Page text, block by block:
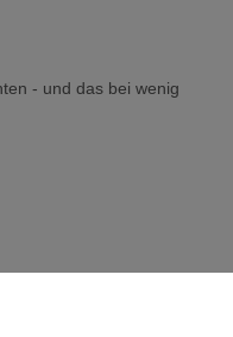
- und das bei wenig